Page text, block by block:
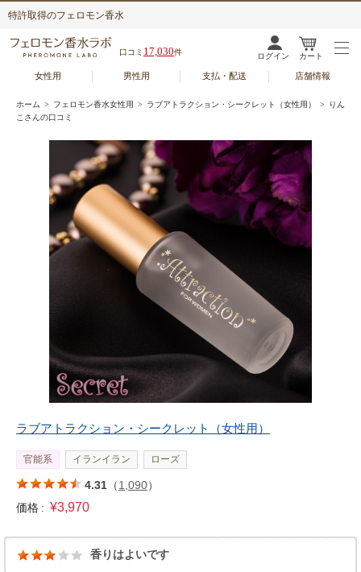
特許取得のフェロモン香水
口コミ 17,030件 ログイン カート
女性用 男性用 支払・配送 店舗情報
ホーム > フェロモン香水女性用 > ラブアトラクション・シークレット（女性用）
> りん
こさんの口コミ
ラブアトラクション・シークレット（女性用）
官能系 イランイラン ローズ
4.31 （1,090）
価格 : ¥3,970
香りはよいです